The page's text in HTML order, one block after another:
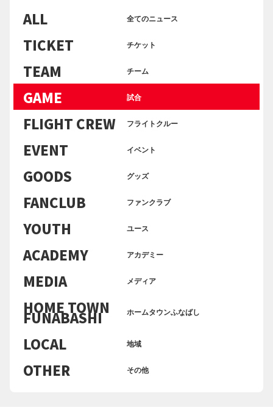
ALL 全てのニュース
TICKET チケット
TEAM チーム
GAME 試合
FLIGHT CREW フライトクルー
EVENT イベント
GOODS グッズ
FANCLUB ファンクラブ
YOUTH ユース
ACADEMY アカデミー
MEDIA メディア
HOME TOWN
FUNABASHI ホームタウンふなばし
LOCAL 地域
OTHER その他